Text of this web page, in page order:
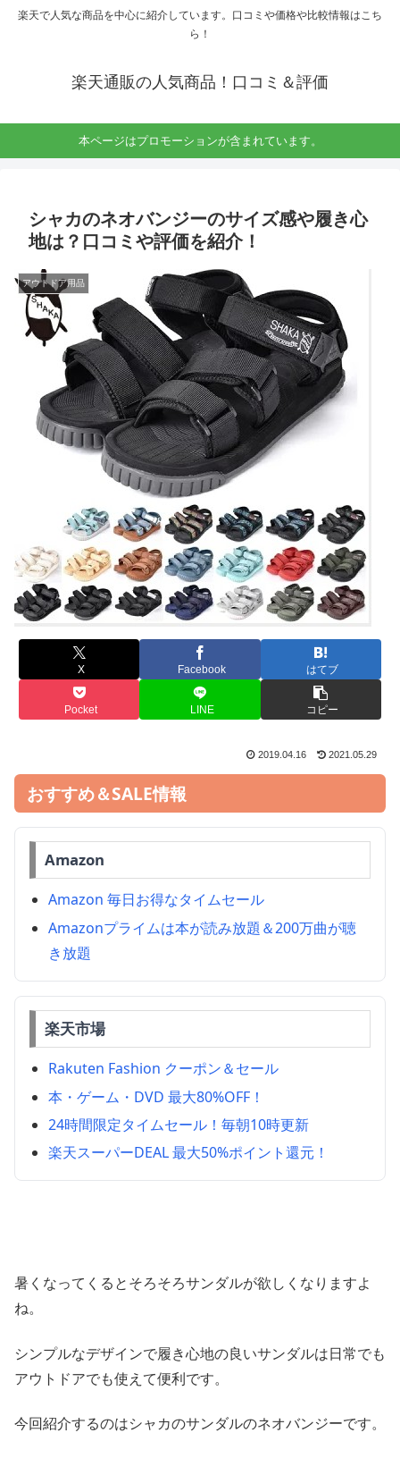
楽天で人気な商品を中心に紹介しています。口コミや価格や比較情報はこち
ら！
楽天通販の人気商品！口コミ＆評価
本ページはプロモーションが含まれています。
シャカのネオバンジーのサイズ感や履き心
地は？口コミや評価を紹介！
アウトドア用品
X Facebook はてブ
Pocket LINE コピー
2019.04.16 2021.05.29
おすすめ＆SALE情報
Amazon
Amazon 毎日お得なタイムセール
Amazonプライムは本が読み放題＆200万曲が聴
き放題
楽天市場
Rakuten Fashion クーポン＆セール
本・ゲーム・DVD 最大80%OFF！
24時間限定タイムセール！毎朝10時更新
楽天スーパーDEAL 最大50%ポイント還元！
暑くなってくるとそろそろサンダルが欲しくなりますよ
ね。
シンプルなデザインで履き心地の良いサンダルは日常でも
アウトドアでも使えて便利です。
今回紹介するのはシャカのサンダルのネオバンジーです。